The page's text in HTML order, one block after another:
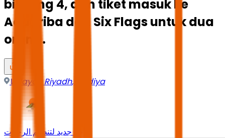
bintang 4, dan tiket masuk ke
Aquariba dan Six Flags untuk dua
orang.
Wilayah Riyadh, Qiddiya
وجه جديد لتنظيم الرحلات